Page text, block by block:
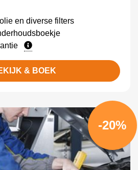
en diverse filters
& BOEK
-20%